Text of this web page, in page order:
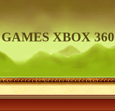
GAMES XBOX 360